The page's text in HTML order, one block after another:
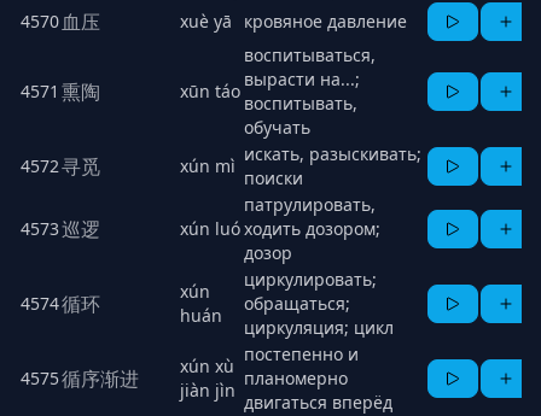
4570 血压 xuè yā кровяное давление
4571 熏陶 xūn táo
воспитываться,
вырасти на...;
воспитывать,
обучать
4572寻觅 xún mì
искать, разыскивать;
поиски
4573巡逻 xún luó
патрулировать,
ходить дозором;
дозор
4574循环
xún
huán
циркулировать;
обращаться;
циркуляция; цикл
4575循序渐进
xún xù
jiàn jìn
постепенно и
планомерно
двигаться вперёд